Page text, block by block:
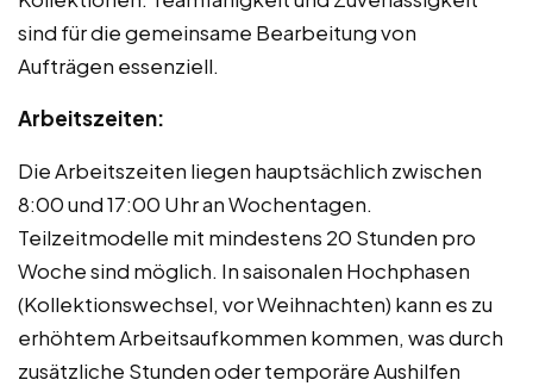
sind für die gemeinsame Bearbeitung von
Aufträgen essenziell.
Arbeitszeiten:
Die Arbeitszeiten liegen hauptsächlich zwischen
8:00 und 17:00 Uhr an Wochentagen.
Teilzeitmodelle mit mindestens 20 Stunden pro
Woche sind möglich. In saisonalen Hochphasen
(Kollektionswechsel, vor Weihnachten) kann es zu
erhöhtem Arbeitsaufkommen kommen, was durch
zusätzliche Stunden oder temporäre Aushilfen